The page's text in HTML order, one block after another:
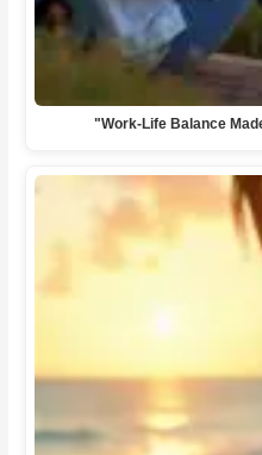
"Work-Life Balance